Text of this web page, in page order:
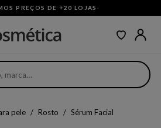
PREÇOS DE +20 LOJAS ·
pele Rosto Sérum Facial